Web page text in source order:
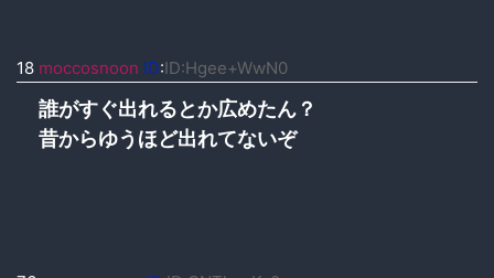
18 moccosnoon ID:ID:Hgee+WwN0
誰がすぐ出れるとか広めたん？
昔からゆうほど出れてないぞ